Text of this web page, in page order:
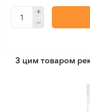
З цим товаром